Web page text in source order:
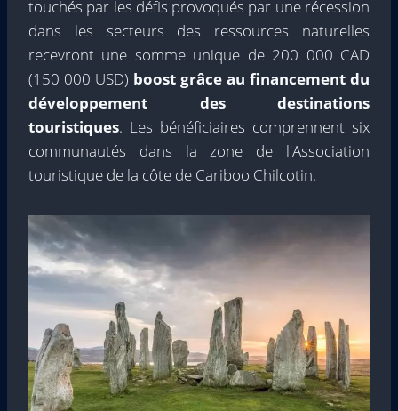
touchés par les défis provoqués par une récession
dans les secteurs des ressources naturelles
recevront une somme unique de 200 000 CAD
(150 000 USD) boost grâce au financement du
développement des destinations
touristiques. Les bénéficiaires comprennent six
communautés dans la zone de l'Association
touristique de la côte de Cariboo Chilcotin.